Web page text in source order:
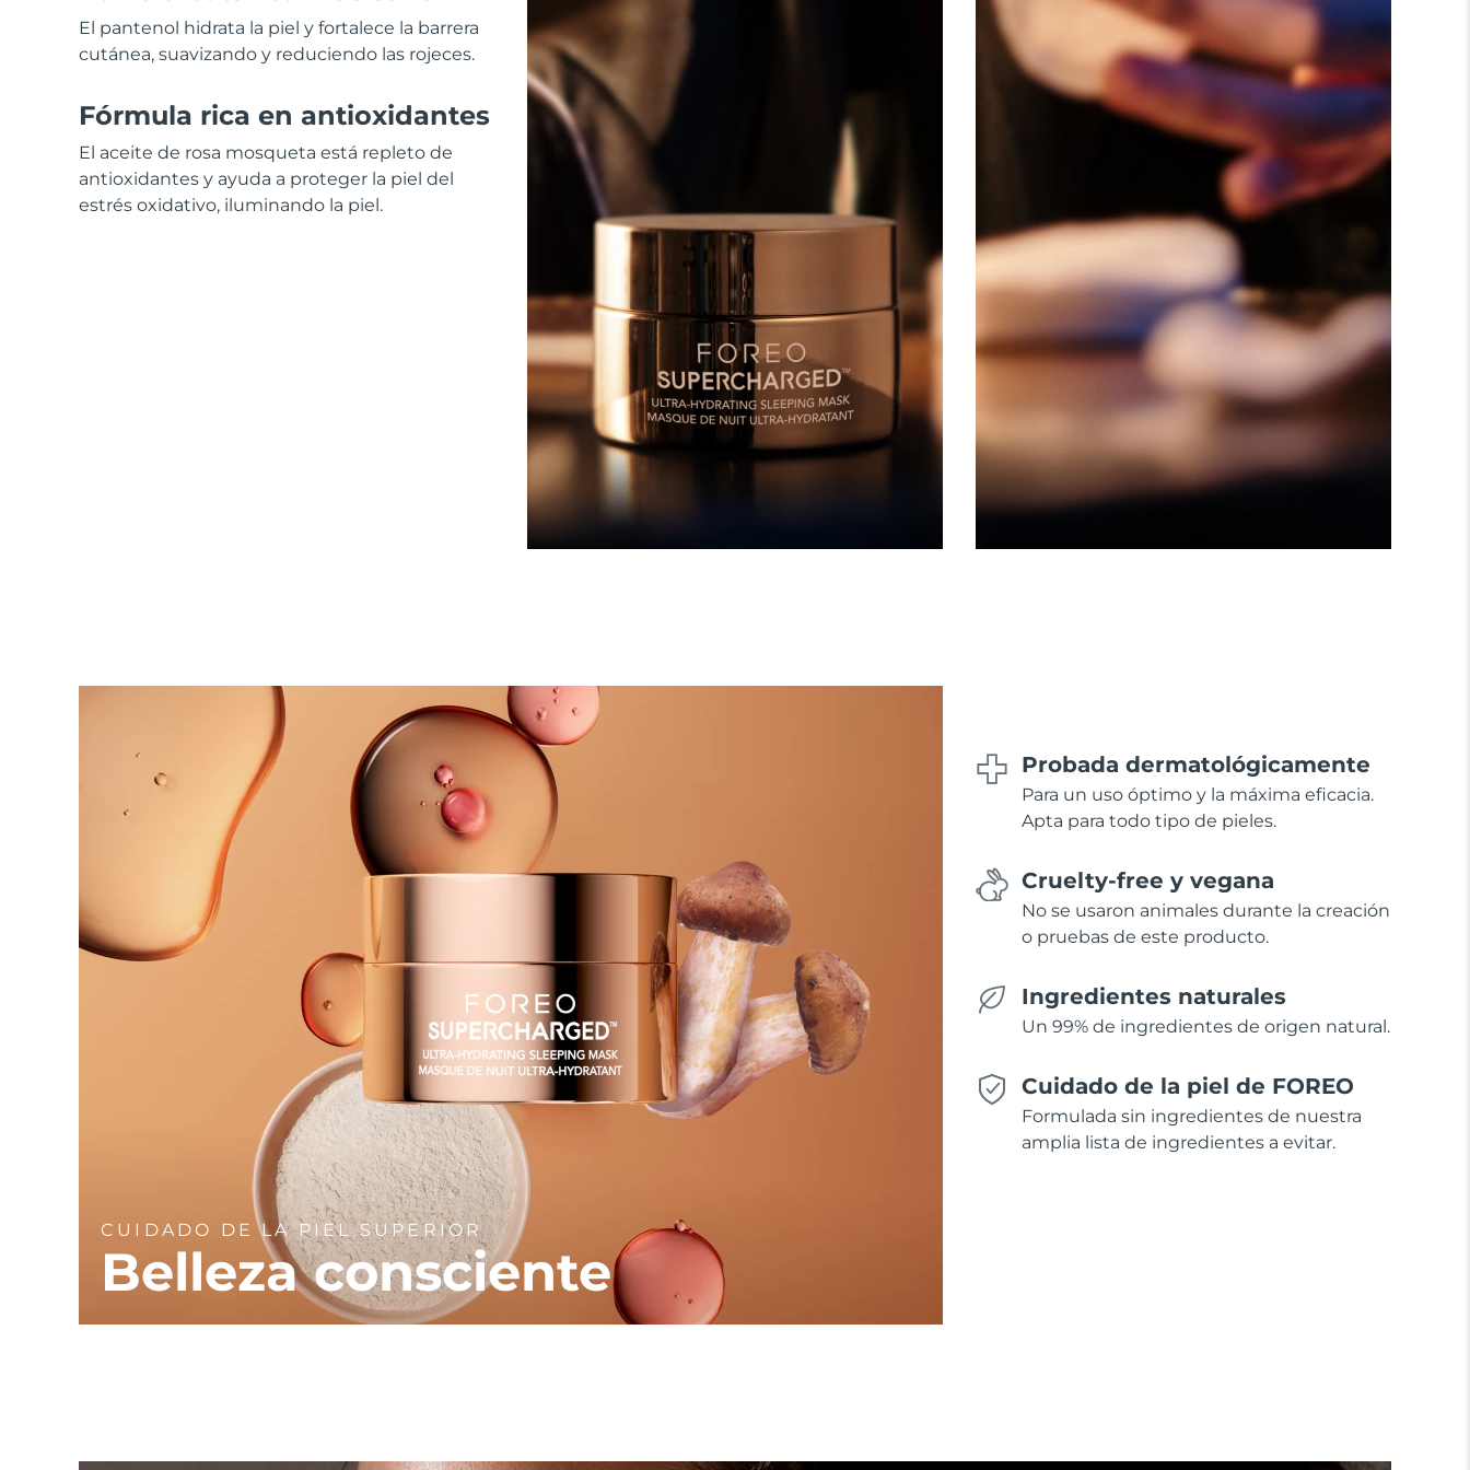
El pantenol hidrata la piel y fortalece la barrera
cutánea, suavizando y reduciendo las rojeces.
Fórmula rica en antioxidantes
El aceite de rosa mosqueta está repleto de
antioxidantes y ayuda a proteger la piel del
estrés oxidativo, iluminando la piel.
CUIDADO DE LA PIEL SUPERIOR
Belleza consciente
Probada dermatológicamente
Para un uso óptimo y la máxima eficacia.
Apta para todo tipo de pieles.
Cruelty-free y vegana
No se usaron animales durante la creación
o pruebas de este producto.
Ingredientes naturales
Un 99% de ingredientes de origen natural.
Cuidado de la piel de FOREO
Formulada sin ingredientes de nuestra
amplia lista de ingredientes a evitar.
Cuidado de la piel KIWI™
Advanced pore care essentials
Serum
For healthy hair
issa™ Teeth Whitening Gel
18% PAP
Comprar todo